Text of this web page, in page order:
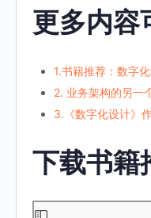
更多内容
1.书籍推荐：数字
2. 业务架构的另一
3.《数字化设计》
下载书